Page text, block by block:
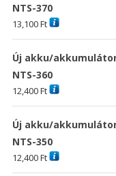
NTS-370
13,100Ft
Új akku/
NTS-360
12,400Ft
Új akku/
NTS-350
12,400Ft